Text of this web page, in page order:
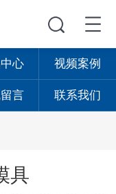
心 视频案例
言 联系我们
具